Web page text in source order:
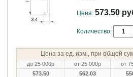
Цена: 573.50
Количество:
Цена за ед. изм., при общей
до 25 000р от 25 000р от
573.50
562.03